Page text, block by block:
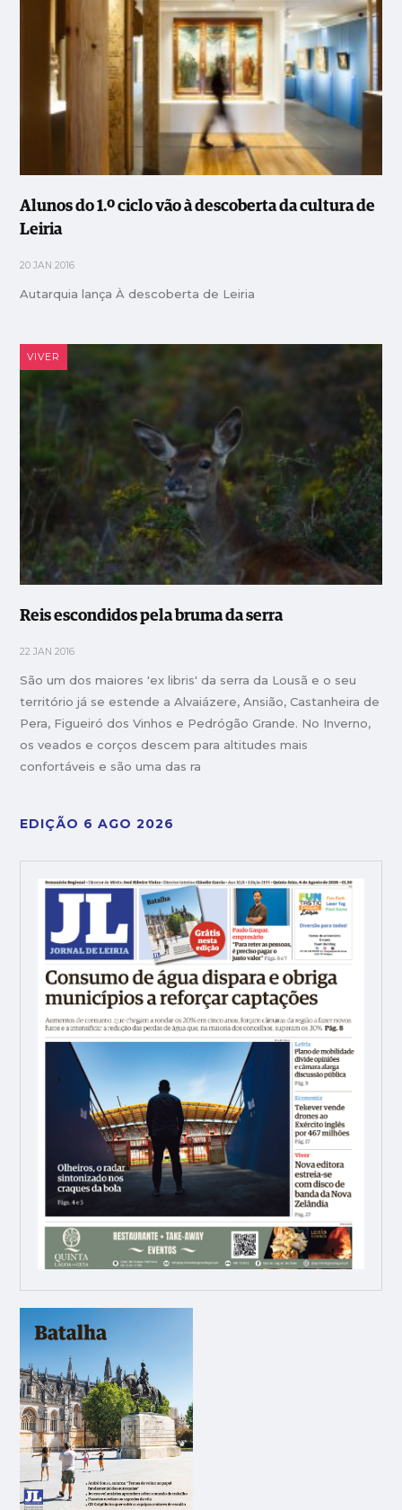
Alunos do 1.º ciclo vão à descoberta da cultura de
Leiria
20 JAN 2016
Autarquia lança À descoberta de Leiria
VIVER
Reis escondidos pela bruma da serra
22 JAN 2016
São um dos maiores 'ex libris' da serra da Lousã e o seu
território já se estende a Alvaiázere, Ansião, Castanheira de
Pera, Figueiró dos Vinhos e Pedrógão Grande. No Inverno,
os veados e corços descem para altitudes mais
confortáveis e são uma das ra
EDIÇÃO 6 AGO 2026